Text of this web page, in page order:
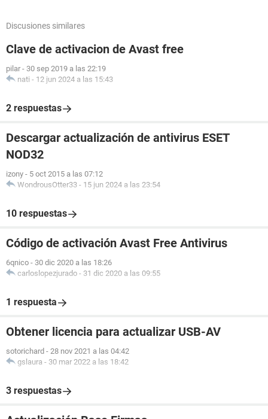
Discusiones similares
Clave de activacion de Avast free
pilar - 30 sep 2019 a las 22:19
nati - 12 jun 2024 a las 15:43
2 respuestas
Descargar actualización de antivirus ESET
NOD32
izony - 5 oct 2015 a las 07:12
WondrousOtter33 - 15 jun 2024 a las 23:54
10 respuestas
Código de activación Avast Free Antivirus
6qnico - 30 dic 2020 a las 18:26
carloslopezjurado - 31 dic 2020 a las 09:55
1 respuesta
Obtener licencia para actualizar USB-AV
sotorichard - 28 nov 2021 a las 04:42
gslaura - 30 mar 2022 a las 18:42
3 respuestas